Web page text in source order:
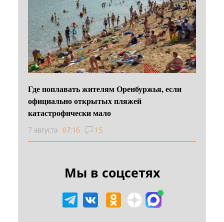
Где поплавать жителям Оренбуржья, если
официально открытых пляжей
катастрофически мало
7 августа 07:16 15
Мы в соцсетях